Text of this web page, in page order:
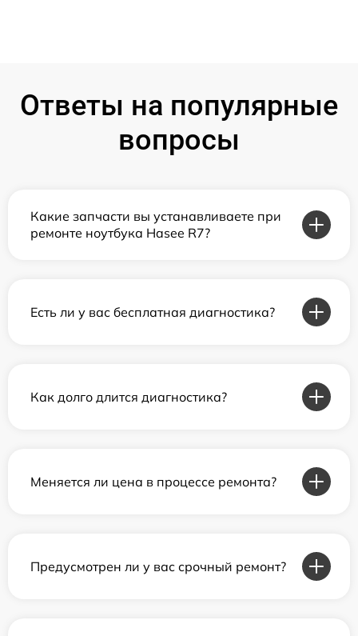
Ответы на популярные
вопросы
Какие запчасти вы устанавливаете при
ремонте ноутбука Hasee R7?
Есть ли у вас бесплатная диагностика?
Как долго длится диагностика?
Меняется ли цена в процессе ремонта?
Предусмотрен ли у вас срочный ремонт?